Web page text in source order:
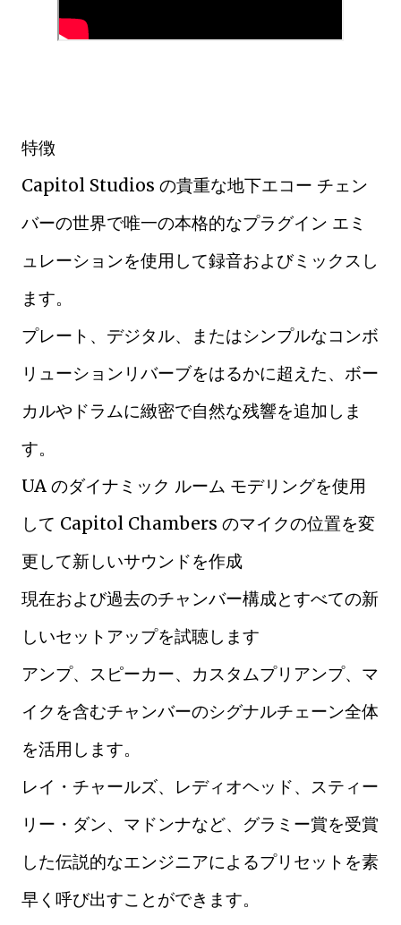
特徴
Capitol Studios の貴重な地下エコー チェン
バーの世界で唯一の本格的なプラグイン エミ
ュレーションを使用して録音およびミックスし
ます。
プレート、デジタル、またはシンプルなコンボ
リューションリバーブをはるかに超えた、ボー
カルやドラムに緻密で自然な残響を追加しま
す。
UA のダイナミック ルーム モデリングを使用
して Capitol Chambers のマイクの位置を変
更して新しいサウンドを作成
現在および過去のチャンバー構成とすべての新
しいセットアップを試聴します
アンプ、スピーカー、カスタムプリアンプ、マ
イクを含むチャンバーのシグナルチェーン全体
を活用します。
レイ・チャールズ、レディオヘッド、スティー
リー・ダン、マドンナなど、グラミー賞を受賞
した伝説的なエンジニアによるプリセットを素
早く呼び出すことができます。